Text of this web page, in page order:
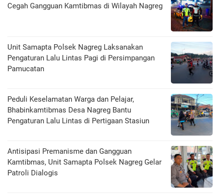
Cegah Gangguan Kamtibmas di Wilayah Nagreg
Unit Samapta Polsek Nagreg Laksanakan
Pengaturan Lalu Lintas Pagi di Persimpangan
Pamucatan
Peduli Keselamatan Warga dan Pelajar,
Bhabinkamtibmas Desa Nagreg Bantu
Pengaturan Lalu Lintas di Pertigaan Stasiun
Antisipasi Premanisme dan Gangguan
Kamtibmas, Unit Samapta Polsek Nagreg Gelar
Patroli Dialogis